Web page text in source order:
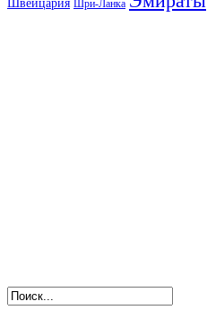
Швейцария Шри-Ланка